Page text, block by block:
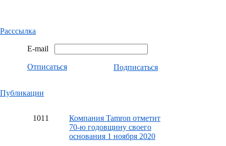
Расссылка
E-mail
Отписаться Подписаться
Публикации
1011
Компания Tamron отметит
70-ю годовщину своего
основания 1 ноября 2020